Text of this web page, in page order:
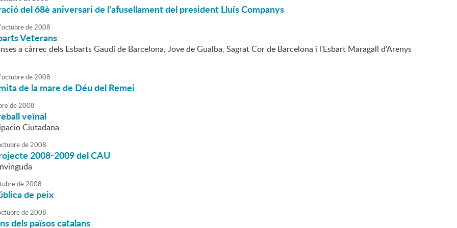
del 68è aniversari de l'afusellament del president Lluís Companys
octubrede2008
Veterans
a càrrec dels Esbarts Gaudí de Barcelona, Jove de Gualba, Sagrat Cor de Barcelona i l'Esbart Maragall d'Arenys
octubrede2008
de la mare de Déu del Remei
de2008
veïnal
Ciutadana
de2008
2008-2009 del CAU
de2008
de peix
de2008
dels països catalans